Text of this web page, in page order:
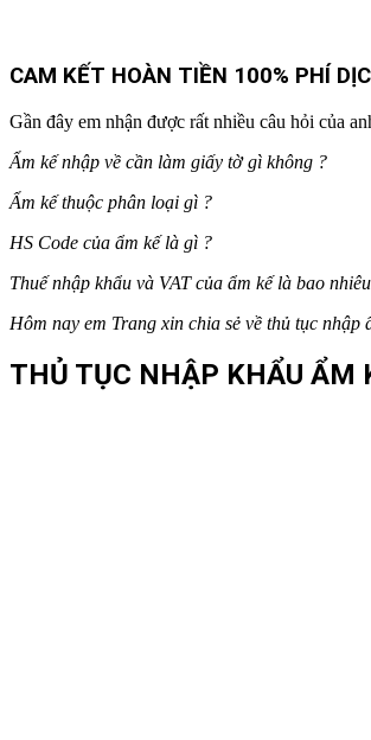
CAM KẾT HOÀN TIỀN 100% PHÍ
Gần đây em nhận được rất nhiều câu hỏi của
Ẩm kế nhập về cần làm giấy tờ gì không ?
Ẩm kế thuộc phân loại gì ?
HS Code của ẩm kế là gì ?
Thuế nhập khẩu và VAT của ẩm kế là bao
Hôm nay em Trang xin chia sẻ về thủ tục nhập
THỦ TỤC NHẬP KHẨU ẨM